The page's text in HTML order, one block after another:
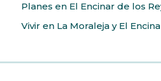
Planes en El Encinar de los
Vivir en La Moraleja y El